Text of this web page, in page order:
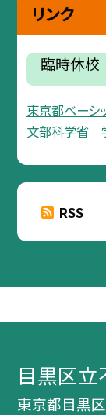
リンク
臨時休校
東京都ベーシ
文部科学省
RSS
目黒区
東京都目黒